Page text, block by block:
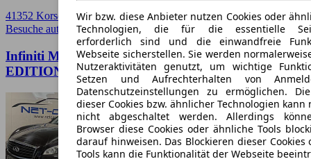
Wir bzw. diese Anbieter nutzen Cookies oder
Technologien, die für die essentielle
erforderlich sind und die einwandfreie
Webseite sicherstellen. Sie werden
Nutzeraktivitäten genutzt, um wichtige
Setzen und Aufrechterhalten von
Datenschutzeinstellungen zu ermöglichen.
dieser Cookies bzw. ähnlicher Technologien kann
nicht abgeschaltet werden. Allerdings
Browser diese Cookies oder ähnliche Tools
darauf hinweisen. Das Blockieren dieser
Tools kann die Funktionalität der Webseite
41352 Korschenbroich
Besuche autoscout24.de➚
Infiniti M30 d S Premium Aut. BOSE
EDITION*NAVi+Kamera*VOL